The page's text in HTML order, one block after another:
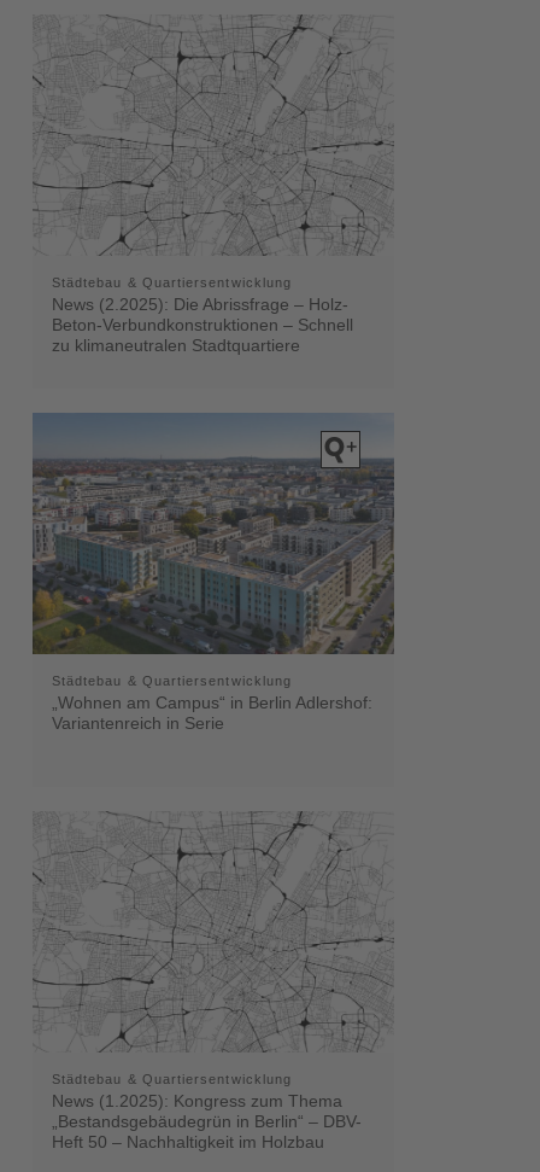
Städtebau & Quartiersentwicklung
News (2.2025): Die Abrissfrage – Holz-
Beton-Verbundkonstruktionen – Schnell
zu klimaneutralen Stadtquartiere
Städtebau & Quartiersentwicklung
„Wohnen am Campus“ in Berlin Adlershof:
Variantenreich in Serie
Städtebau & Quartiersentwicklung
News (1.2025): Kongress zum Thema
„Bestandsgebäudegrün in Berlin“ – DBV-
Heft 50 – Nachhaltigkeit im Holzbau